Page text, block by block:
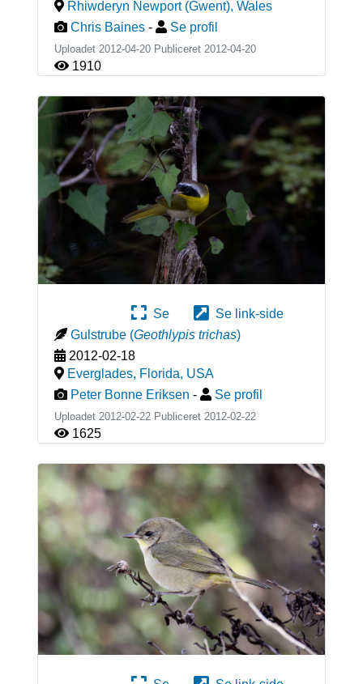
Rhiwderyn Newport (Gwent), Wales
Chris Baines - Se profil
Uploadet 2012-04-20 Publiceret 2012-04-20
1910
Se
Se link-side
Gulstrube (Geothlypis trichas)
2012-02-18
Everglades, Florida, USA
Peter Bonne Eriksen - Se profil
Uploadet 2012-02-22 Publiceret 2012-02-22
1625